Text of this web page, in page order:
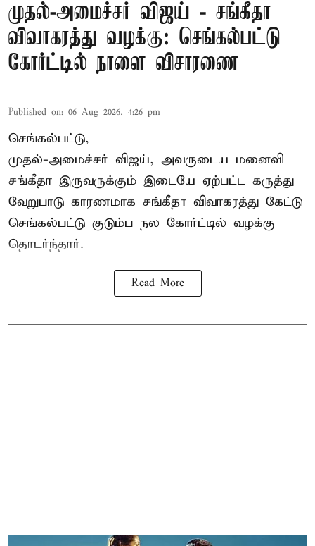
முதல்-அமைச்சர் விஜய் - சங்கீதா
விவாகரத்து வழக்கு: செங்கல்பட்டு
கோர்ட்டில் நாளை விசாரணை
Published on: 06 Aug 2026, 4:26 pm
செங்கல்பட்டு,
முதல்-அமைச்சர் விஜய், அவருடைய மனைவி
சங்கீதா இருவருக்கும் இடையே ஏற்பட்ட கருத்து
வேறுபாடு காரணமாக சங்கீதா விவாகரத்து கேட்டு
செங்கல்பட்டு குடும்ப நல கோர்ட்டில் வழக்கு
தொடர்ந்தார்.
Read More